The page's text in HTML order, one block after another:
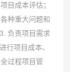
目成本评估；
种重大问题和
负责项目需求
行项目成本、
过程项目管